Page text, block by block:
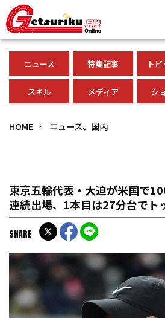
ニュース 特集記事 ト
スキル メディア シ
HOME ニュース、国内
東京五輪代表・大迫が米国で
連続出場、1本目は27分台でト
SHARE